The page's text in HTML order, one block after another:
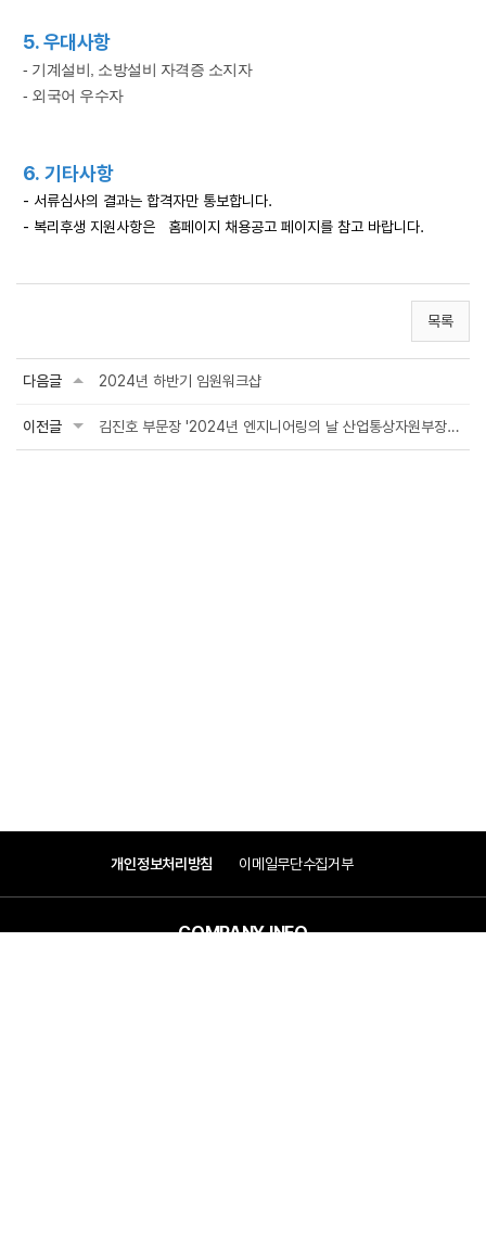
5.우대사항
- 기계설비, 소방설비 자격증 소지자
- 외국어 우수자
6. 기타사항
- 서류심사의 결과는 합격자만 통보합니다.
- 복리후생 지원사항은 홈페이지 채용공고 페이지를 참고 바랍니다.
목록
다음글 2024년 하반기 임원워크샵
이전글 김진호 부문장 '2024년 엔지니어링의 날 산업통상자원부장관관 표창 수상'
개인정보처리방침 이메일무단수집거부
COMPANY INFO